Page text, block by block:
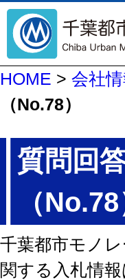
HOME > 会社情
（No.78）
質問回
（No.78
千葉都市モノ
関する入札情